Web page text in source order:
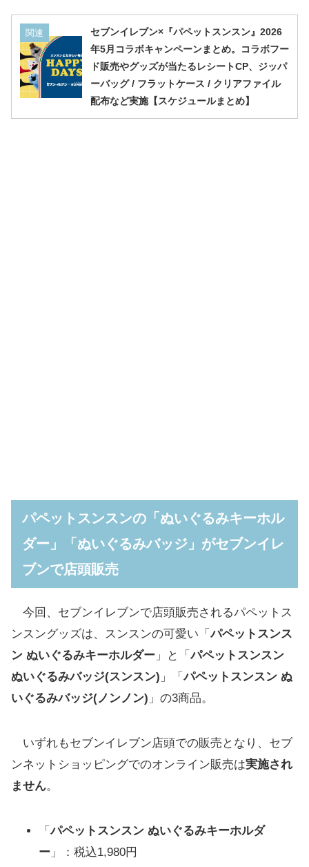
関連
セブンイレブン×『パペットスンスン』2026
年5月コラボキャンペーンまとめ。コラボフー
ド販売やグッズが当たるレシートCP、ジッパ
ーバッグ / フラットケース / クリアファイル
配布など実施【スケジュールまとめ】
パペットスンスンの「ぬいぐるみキーホル
ダー」「ぬいぐるみバッジ」がセブンイレ
ブンで店頭販売
今回、セブンイレブンで店頭販売されるパペットス
ンスングッズは、スンスンの可愛い「パペットスンス
ン ぬいぐるみキーホルダー 」と「パペットスンスン
ぬいぐるみバッジ(スンスン) 」「パペットスンスン ぬ
いぐるみバッジ(ノンノン) 」の3商品。
いずれもセブンイレブン店頭での販売となり、セブ
ンネットショッピングでのオンライン販売は実施され
ません。
「パペットスンスン ぬいぐるみキーホルダ
ー 」：税込1,980円